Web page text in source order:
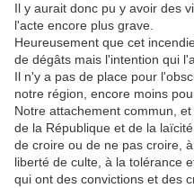
Il y aurait donc pu y avoir des
l'acte encore plus grave.
Heureusement que cet
de dégâts mais l'intention qui
Il n'y a pas de place pour
notre région, encore moins
Notre attachement commun,
de la République et de la
de croire ou de ne pas croire,
liberté de culte, à la tolérance
qui ont des convictions et des